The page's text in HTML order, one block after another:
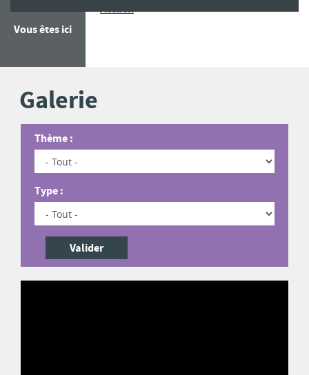
Vous êtes ici
Accueil Galerie
Galerie
Thème :
Type :
Valider